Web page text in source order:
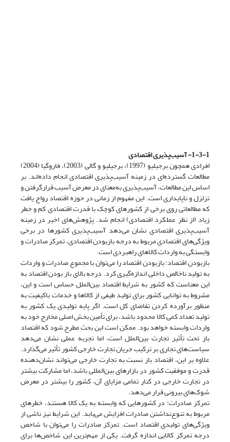
1-3-1- آسیب‌پذیری اقتصادی
افرادی همچون برجیلیو (1997)، برجیلیو و گالی (2003)، فاروگیا (2004)
مطالعات گسترده‌ای در زمینه آسیب‌پذیری اقتصادی انجام داده‌اند. بر
اساس این مطالعات، آسیب‌پذیری به‌معنای در معرض آسیب قرارگرفتن و
تزلزل و ناپایداری است. این مفهوم از زمانی در حوزه اقتصاد رواج یافت
که مطالعاتی روی برخی از کشورهای کوچک با قدرت اقتصادی کم و خطر
زیاد (از نظر عملکرد اقتصادی) انجام شد. پژوهش‌های اخیر در زمینه
آسیب‌پذیری اقتصادی نشان می‌دهد آسیب‌پذیری کشورها در برخی
ویژگی‌های اقتصادی مربوط به درجه بازبودن اقتصادی، تمرکز صادرات و
وابستگی به واردات کالاهای راهبردی است.
بازبودن اقتصاد: بازبودن اقتصاد را می‌توان با مجموع صادرات و واردات
به تولید ناخالص داخلی اندازه‌گیری کرد. درجه بالای باز بودن اقتصاد به
این معناست که کشور به شرایط اقتصاد بین‌الملل حساس است و این،
مشروط به توانایی کشور برای تولید طیفی از کالاها و خدمات باکیفیت به
منظور برآورده کردن تقاضای کل است. اگر پایه تولیدی یک کشور به
تولید تعداد کمی کالا محدود باشد، برای تأمین بخش اصلی مخارج خود به
واردات وابسته خواهد بود. ممکن است این بحث مطرح شود که اقتصاد
باز تحت تأثیر تجارت بین‌الملل است، اما تجربه عملی نشان می‌دهد
سیاست‌های تجاری بر ترکیب جریان تجارت خارجی کشور تأثیر می‌گذارد.
علاوه بر این، اقتصاد باز نسبت به تجارت خارجی می‌تواند نشان‌دهنده
قدرت و موفقیت کشور در بازارهای بین‌المللی باشد، اما مشارکت بیشتر
در تجارت خارجی در کنار تمامی مزایای آن، کشور را بیشتر در معرض
شوک‌های بیرونی قرار می‌دهد.
تمرکز صادرات: در کشورهایی که وابسته به یک کالا هستند، خطرهای
مربوط به تنوع‌نداشتن صادرات افزایش می‌یابد. این شرایط نیز ناشی از
ویژگی‌های تولیدی اقتصاد است. تمرکز صادرات را می‌توان با شاخص
درجه تمرکز کالایی اندازه گرفت. یکی از مهم‌ترین این شاخص‌ها برای